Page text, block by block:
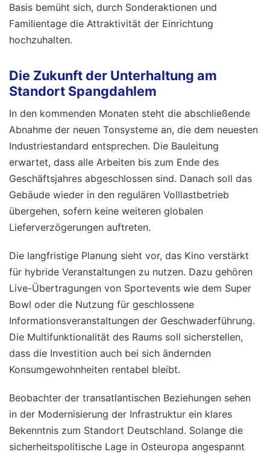
Basis bemüht sich, durch Sonderaktionen und
Familientage die Attraktivität der Einrichtung
hochzuhalten.
Die Zukunft der Unterhaltung am
Standort Spangdahlem
In den kommenden Monaten steht die abschließende
Abnahme der neuen Tonsysteme an, die dem neuesten
Industriestandard entsprechen. Die Bauleitung
erwartet, dass alle Arbeiten bis zum Ende des
Geschäftsjahres abgeschlossen sind. Danach soll das
Gebäude wieder in den regulären Volllastbetrieb
übergehen, sofern keine weiteren globalen
Lieferverzögerungen auftreten.
Die langfristige Planung sieht vor, das Kino verstärkt
für hybride Veranstaltungen zu nutzen. Dazu gehören
Live-Übertragungen von Sportevents wie dem Super
Bowl oder die Nutzung für geschlossene
Informationsveranstaltungen der Geschwaderführung.
Die Multifunktionalität des Raums soll sicherstellen,
dass die Investition auch bei sich ändernden
Konsumgewohnheiten rentabel bleibt.
Beobachter der transatlantischen Beziehungen sehen
in der Modernisierung der Infrastruktur ein klares
Bekenntnis zum Standort Deutschland. Solange die
sicherheitspolitische Lage in Osteuropa angespannt